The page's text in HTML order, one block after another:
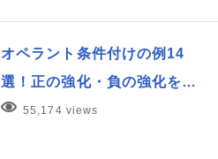
オペラント条件付けの例14
選！正の強化・負の強化を…
55,174 views